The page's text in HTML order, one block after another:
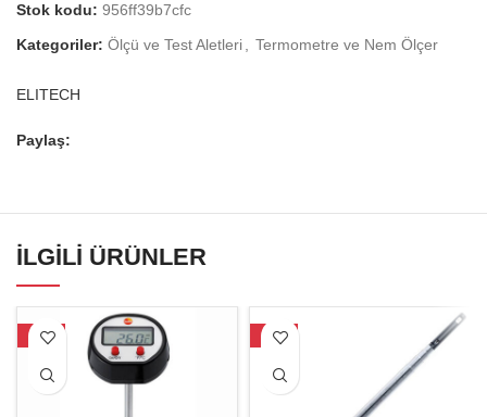
Stok kodu: 956ff39b7cfc
Kategoriler: Ölçü ve Test Aletleri Termometre ve Nem Ölçer
ELITECH
Paylaş:
İLGILI ÜRÜNLER
-31% -29%